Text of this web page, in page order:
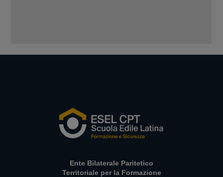
Ente Bilaterale Paritetico
Territoriale per la Formazione